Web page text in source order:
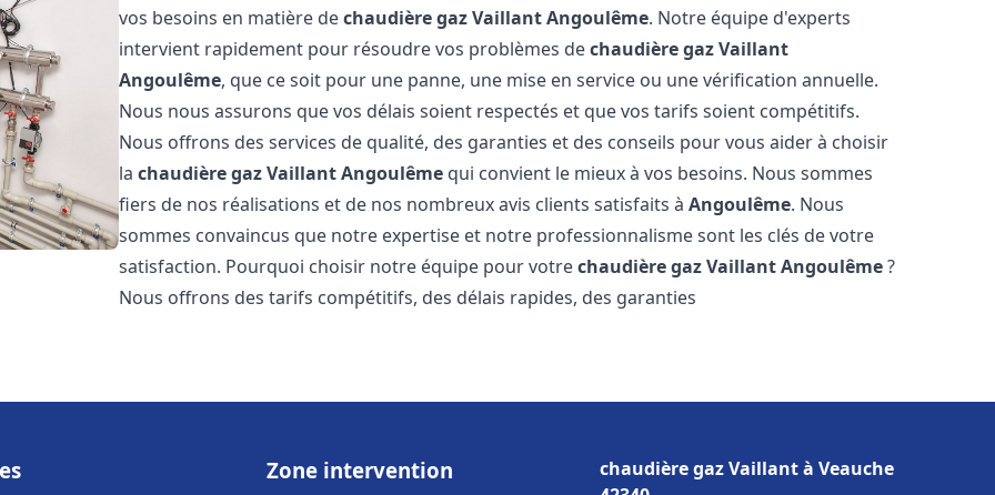
vos besoins en matière dechaudière gaz VaillantAngoulême. Notre équipe d'experts
intervient rapidement pour résoudre vos problèmes dechaudière gaz Vaillant
Angoulême, que ce soit pour une panne, une mise en service ou une vérification annuelle.
Nous nous assurons que vos délais soient respectés et que vos tarifs soient compétitifs.
Nous offrons des services de qualité, des garanties et des conseils pour vous aider à choisir
lachaudière gaz VaillantAngoulême qui convient le mieux à vos besoins. Nous sommes
fiers de nos réalisations et de nos nombreux avis clients satisfaits àAngoulême. Nous
sommes convaincus que notre expertise et notre professionnalisme sont les clés de votre
satisfaction. Pourquoi choisir notre équipe pour votrechaudière gaz VaillantAngoulême?
Nous offrons des tarifs compétitifs, des délais rapides, des garanties
Zone intervention
chaudière gaz Vaillant à Veauche